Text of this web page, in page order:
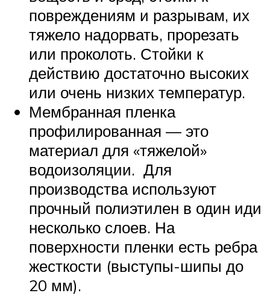
повреждениям и разрывам, их
тяжело надорвать, прорезать
или проколоть. Стойки к
действию достаточно высоких
или очень низких температур.
Мембранная пленка
профилированная — это
материал для «тяжелой»
водоизоляции. Для
производства используют
прочный полиэтилен в один иди
несколько слоев. На
поверхности пленки есть ребра
жесткости (выступы-шипы до
20 мм).